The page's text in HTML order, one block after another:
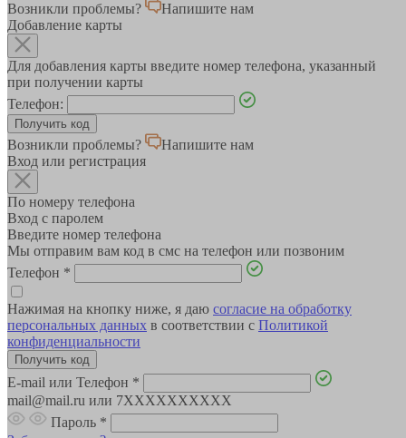
Возникли проблемы?
Напишите нам
Добавление карты
Для добавления карты введите номер телефона, указанный
при получении карты
Телефон:
Возникли проблемы?
Напишите нам
Вход или регистрация
По номеру телефона
Вход с паролем
Введите номер телефона
Мы отправим вам код в смс на телефон или позвоним
Телефон *
Нажимая на кнопку ниже, я даю согласие на обработку
персональных данных в соответствии с Политикой
конфиденциальности
E-mail или Телефон *
mail@mail.ru или 7XXXXXXXXXX
Пароль *